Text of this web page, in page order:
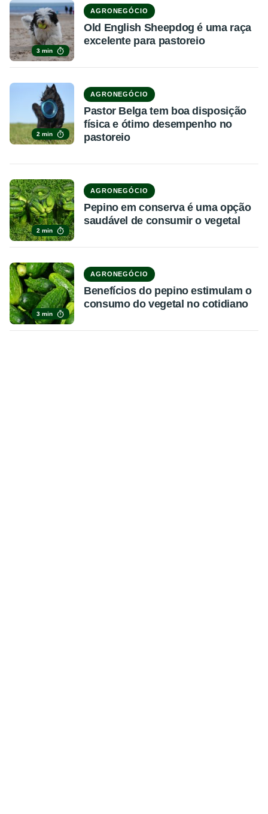
3 min
AGRONEGÓCIO
Old English Sheepdog é uma raça
excelente para pastoreio
2 min
AGRONEGÓCIO
Pastor Belga tem boa disposição
física e ótimo desempenho no
pastoreio
2 min
AGRONEGÓCIO
Pepino em conserva é uma opção
saudável de consumir o vegetal
3 min
AGRONEGÓCIO
Benefícios do pepino estimulam o
consumo do vegetal no cotidiano